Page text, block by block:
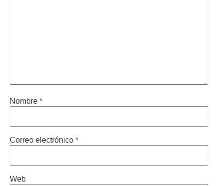
Nombre *
Correo electrónico *
Web